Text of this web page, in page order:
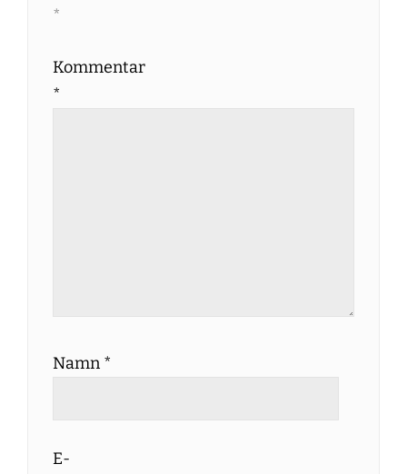
*
Kommentar
*
Namn *
E-